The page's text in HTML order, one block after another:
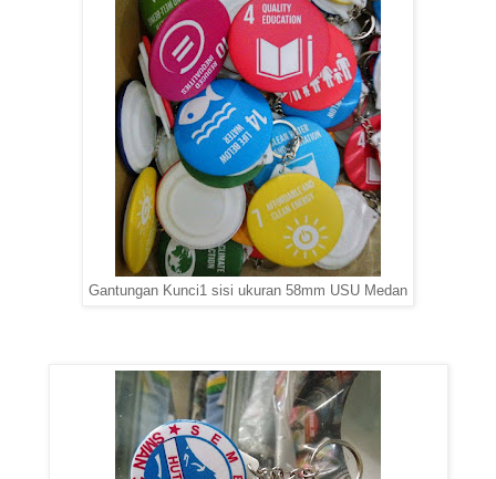
Gantungan Kunci1 sisi ukuran 58mm USU Medan